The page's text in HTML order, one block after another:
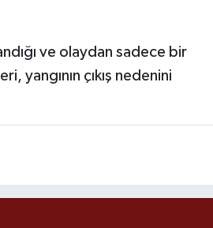
ve olaydan sadece bir
yangının çıkış nedenini